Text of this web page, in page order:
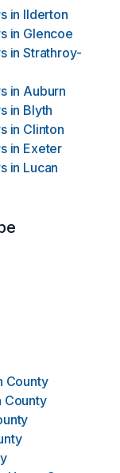
in Ilderton
in Glencoe
in Strathroy-
in Auburn
in Blyth
in Clinton
in Exeter
in Lucan
County
County